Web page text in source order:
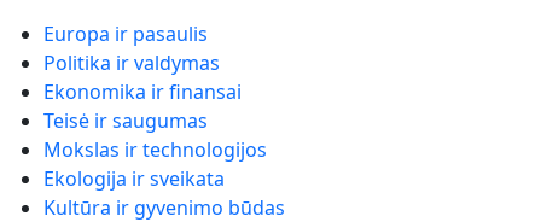
Europa ir pasaulis
Politika ir valdymas
Ekonomika ir finansai
Teisė ir saugumas
Mokslas ir technologijos
Ekologija ir sveikata
Kultūra ir gyvenimo būdas